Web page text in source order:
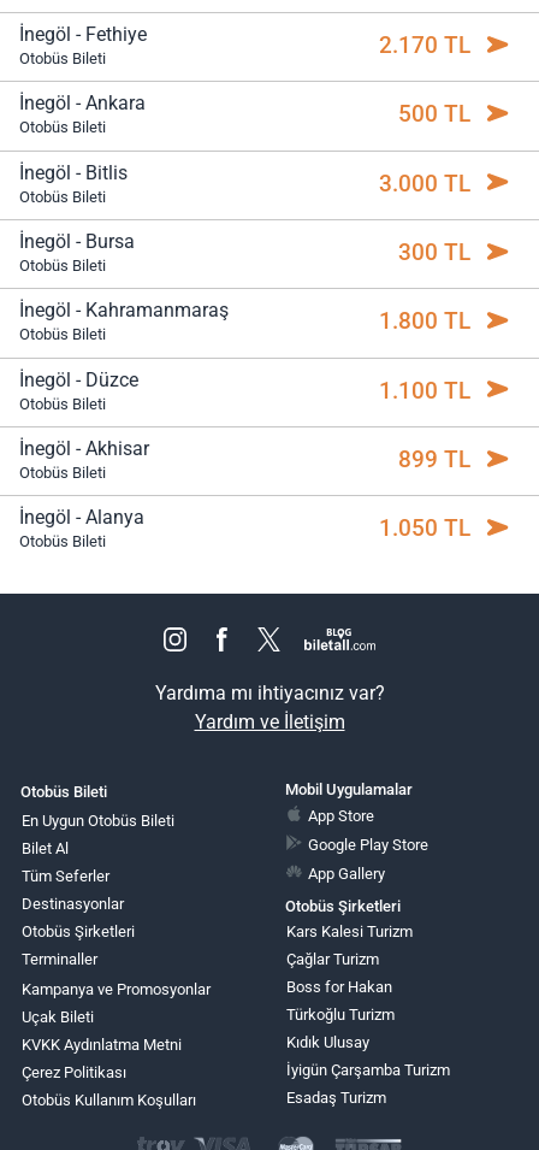
İnegöl - Fethiye
Otobüs Bileti 2.170 TL
İnegöl - Ankara
Otobüs Bileti 500 TL
İnegöl - Bitlis
Otobüs Bileti 3.000 TL
İnegöl - Bursa
Otobüs Bileti 300 TL
İnegöl - Kahramanmaraş
Otobüs Bileti 1.800 TL
İnegöl - Düzce
Otobüs Bileti 1.100 TL
İnegöl - Akhisar
Otobüs Bileti 899 TL
İnegöl - Alanya
Otobüs Bileti 1.050 TL
Yardıma mı ihtiyacınız var?
Yardım ve İletişim
Otobüs Bileti
En Uygun Otobüs Bileti
Bilet Al
Tüm Seferler
Destinasyonlar
Otobüs Şirketleri
Terminaller
Kampanya ve Promosyonlar
Uçak Bileti
KVKK Aydınlatma Metni
Çerez Politikası
Otobüs Kullanım Koşulları
Mobil Uygulamalar
App Store
Google Play Store
App Gallery
Otobüs Şirketleri
Kars Kalesi Turizm
Çağlar Turizm
Boss for Hakan
Türkoğlu Turizm
Kıdık Ulusay
İyigün Çarşamba Turizm
Esadaş Turizm